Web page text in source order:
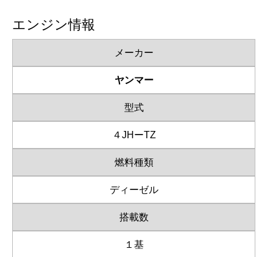
エンジン情報
メーカー
ヤンマー
型式
４JHーTZ
燃料種類
ディーゼル
搭載数
１基